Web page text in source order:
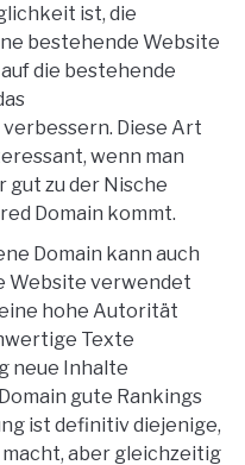
ist, die
bestehende Website
die bestehende
Diese Art
wenn man
gut zu der Nische
Domain kommt.
Domain kann auch
Website verwendet
hohe Autorität
Texte
neue Inhalte
gute Rankings
ist definitiv diejenige,
aber gleichzeitig